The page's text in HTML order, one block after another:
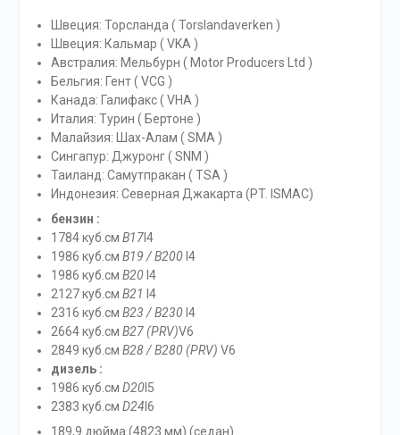
Швеция: Торсланда ( Torslandaverken )
Швеция: Кальмар ( VKA )
Австралия: Мельбурн ( Motor Producers Ltd )
Бельгия: Гент ( VCG )
Канада: Галифакс ( VHA )
Италия: Турин ( Бертоне )
Малайзия: Шах-Алам ( SMA )
Сингапур: Джуронг ( SNM )
Таиланд: Самутпракан ( TSA )
Индонезия: Северная Джакарта (PT. ISMAC)
бензин :
1784 куб.см B17I4
1986 куб.см B19 / B200I4
1986 куб.см B20I4
2127 куб.см B21 I4
2316 куб.см B23 / B230I4
2664 куб.см B27 (PRV)V6
2849 куб.см B28 / B280 (PRV) V6
дизель :
1986 куб.см D20I5
2383 куб.см D24 I6
189,9 дюйма (4823 мм) (седан)